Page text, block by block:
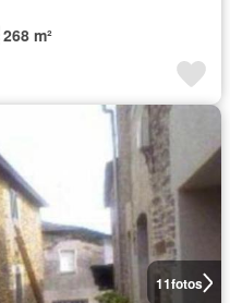
268 m²
11fotos